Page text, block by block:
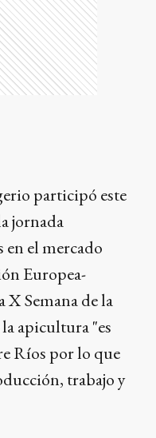
participó este
jornada
el mercado
Europea-
X Semana de la
apicultura "es
Ríos por lo que
trabajo y